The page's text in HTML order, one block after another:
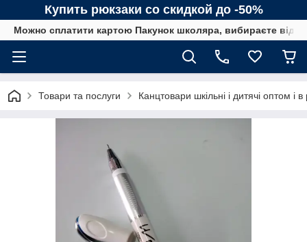
Купить рюкзаки со скидкой до -50%
Можно сплатити картою Пакунок школяра, вибираєте від
Товари та послуги Канцтовари шкільні і дитячі оптом і в